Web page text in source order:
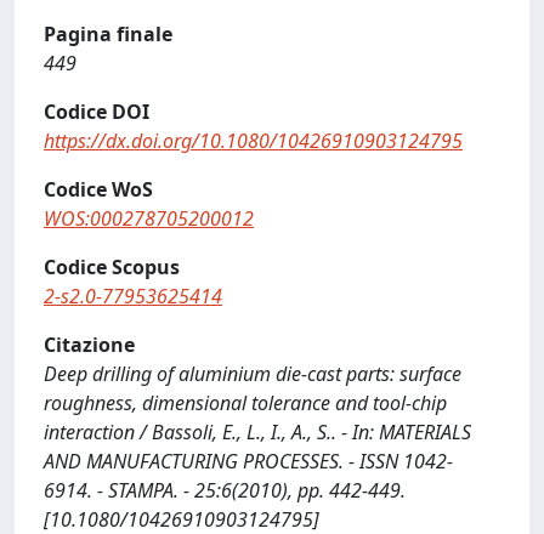
Pagina finale
449
Codice DOI
https://dx.doi.org/10.1080/10426910903124795
Codice WoS
WOS:000278705200012
Codice Scopus
2-s2.0-77953625414
Citazione
Deep drilling of aluminium die-cast parts: surface
roughness, dimensional tolerance and tool-chip
interaction / Bassoli, E., L., I., A., S.. - In: MATERIALS
AND MANUFACTURING PROCESSES. - ISSN 1042-
6914. - STAMPA. - 25:6(2010), pp. 442-449.
[10.1080/10426910903124795]